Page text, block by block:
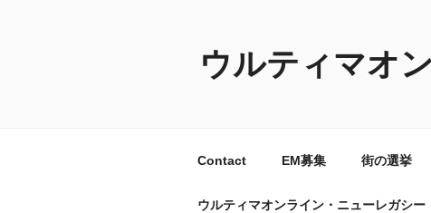
ウルティマオ
Contact EM募集 街の選挙
ウルティマオンライン・ニューレガシー